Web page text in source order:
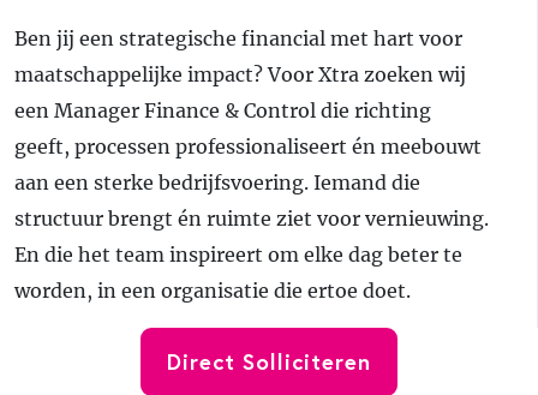
Ben jij een strategische financial met hart voor
maatschappelijke impact? Voor Xtra zoeken wij
een Manager Finance & Control die richting
geeft, processen professionaliseert én meebouwt
aan een sterke bedrijfsvoering. Iemand die
structuur brengt én ruimte ziet voor vernieuwing.
En die het team inspireert om elke dag beter te
worden, in een organisatie die ertoe doet.
Direct Solliciteren